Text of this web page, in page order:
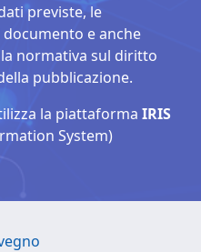
previste, le
e anche
normativa sul diritto
pubblicazione.
la piattaforma IRIS
System)